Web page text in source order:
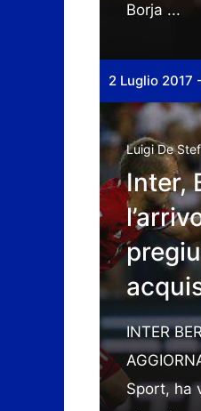
Borja ...
2 Luglio 2017
Luigi De
Inter,
INTER
Sport, ha